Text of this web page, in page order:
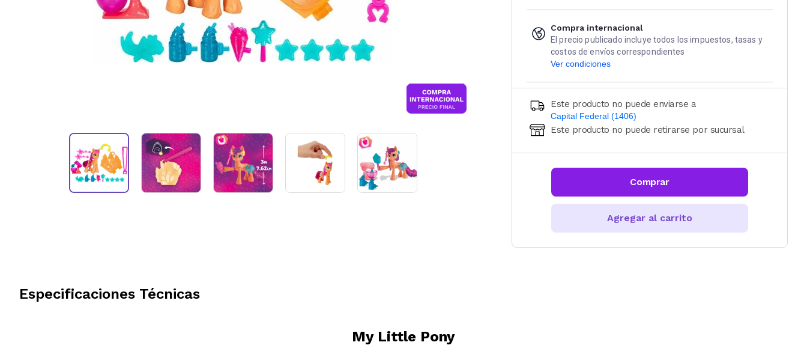
Compra internacional
El precio publicado incluye todos los impuestos, tasas y
costos de envíos correspondientes
Ver condiciones
Este producto no puede enviarse a
Capital Federal (1406)
Ingresá código postal (sólo números)
CALCULAR
Este producto no puede retirarse por sucursal
Comprar
Agregar al carrito
Especificaciones Técnicas
My Little Pony